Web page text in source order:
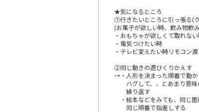
★気になるところ
①行きたいところに引っ張る(
(お菓子が欲しい時、飲み物飲
・おもちゃが欲しくて取れな
・電気つけたい時
・テレビ変えたい時リモコン
②同じ動きの遊びくりかえす
→・人形を決まった順番で動か
ハグして、、とあまり意味
繰り返す
・絵本などをみても、同じ箇
同じ順番で指差しする